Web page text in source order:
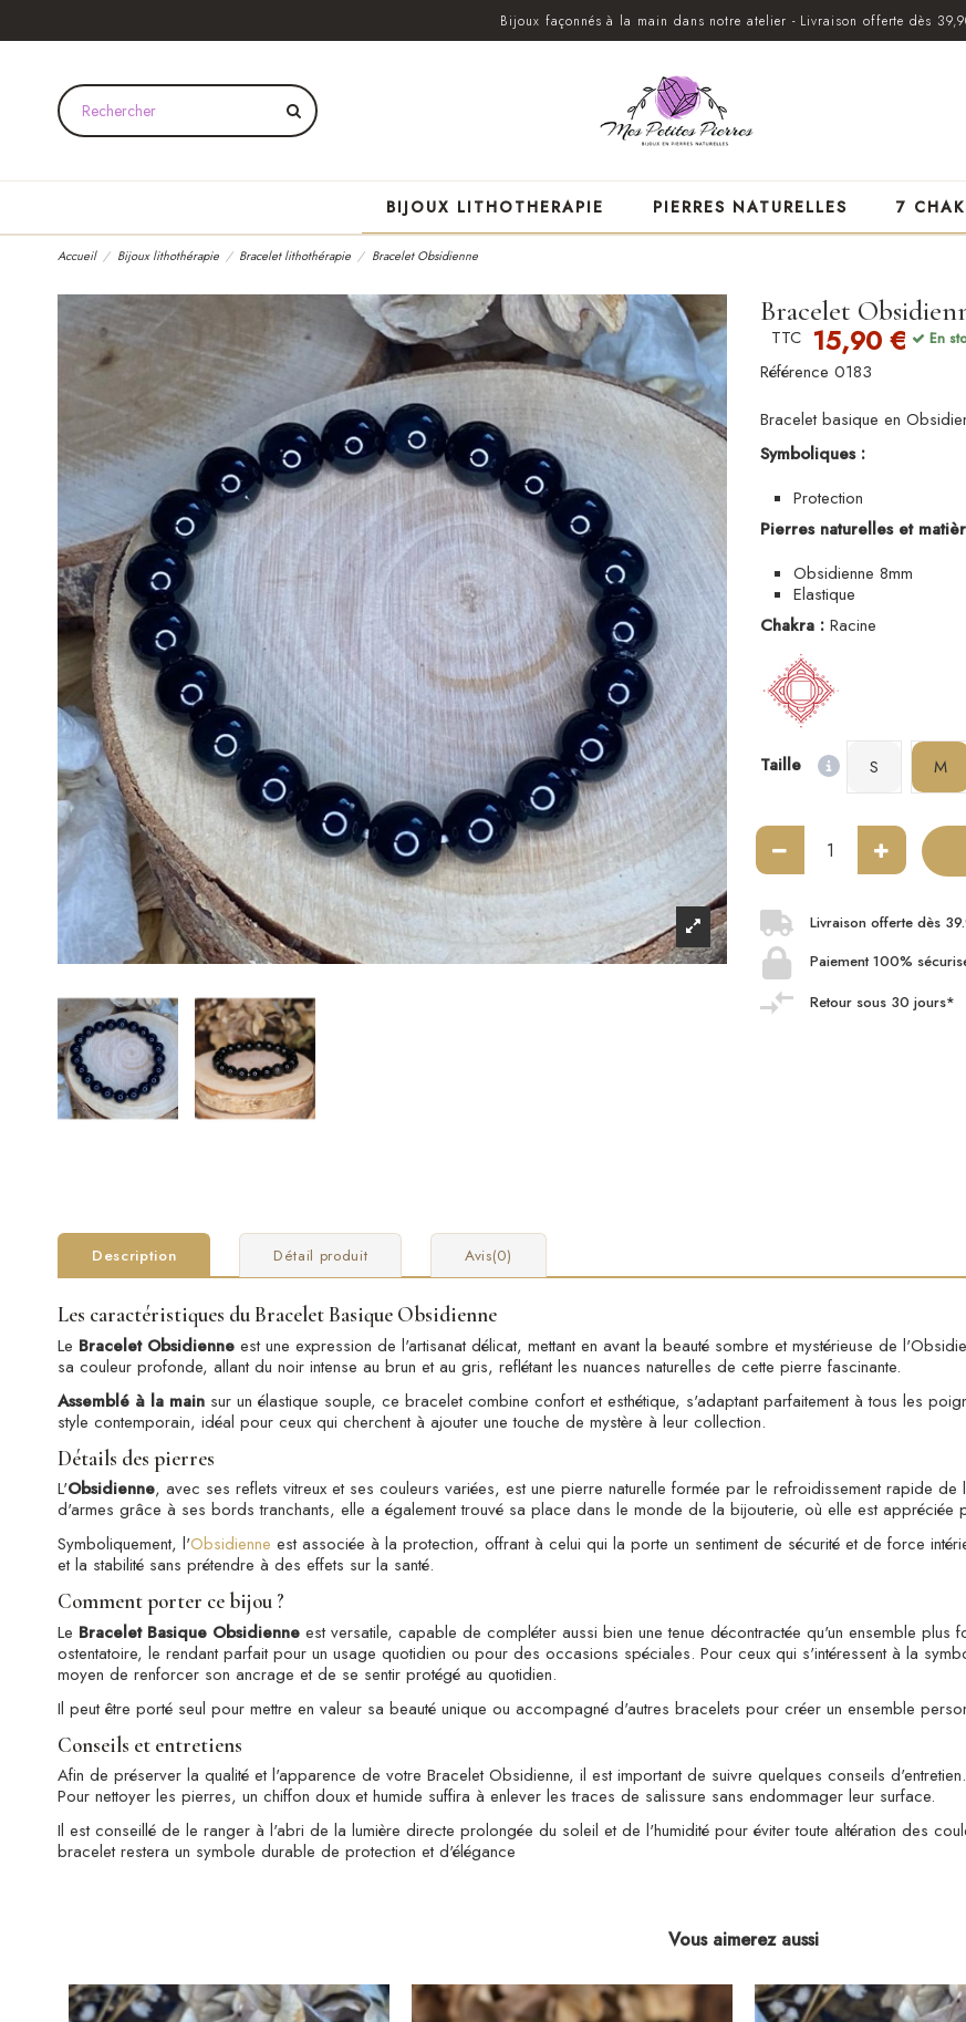
Bijoux façonnés à la main dans notre atelier - Livraison offerte dès
BIJOUX LITHOTHERAPIE PIERRES NATURELLES 7
Accueil Bijoux lithothérapie Bracelet lithothérapie Bracelet Obsidienne
Bracelet
15,90 €
TTC En
Référence 0183
Bracelet basique en
Symboliques :
Protection
Pierres naturelles et
Obsidienne 8mm
Elastique
Chakra : Racine
Taille S M
Livraison offerte dès
Paiement 100%
Retour sous 30 jours*
Description Détail produit Avis(0)
Les caractéristiques du Bracelet Basique Obsidienne
Le Bracelet Obsidienne est une expression de l'artisanat délicat, mettant en avant la beauté sombre et mystérieuse de
sa couleur profonde, allant du noir intense au brun et au gris, reflétant les nuances naturelles de cette pierre fascinante.
Assemblé à la main sur un élastique souple, ce bracelet combine confort et esthétique, s'adaptant parfaitement à tous les
style contemporain, idéal pour ceux qui cherchent à ajouter une touche de mystère à leur collection.
Détails des pierres
L'Obsidienne, avec ses reflets vitreux et ses couleurs variées, est une pierre naturelle formée par le refroidissement rapide
d'armes grâce à ses bords tranchants, elle a également trouvé sa place dans le monde de la bijouterie, où elle est appréciée
Symboliquement, l'Obsidienne est associée à la protection, offrant à celui qui la porte un sentiment de sécurité et de force
et la stabilité sans prétendre à des effets sur la santé.
Comment porter ce bijou ?
Le Bracelet Basique Obsidienne est versatile, capable de compléter aussi bien une tenue décontractée qu'un ensemble plus
ostentatoire, le rendant parfait pour un usage quotidien ou pour des occasions spéciales. Pour ceux qui s'intéressent à la
moyen de renforcer son ancrage et de se sentir protégé au quotidien.
Il peut être porté seul pour mettre en valeur sa beauté unique ou accompagné d'autres bracelets pour créer un ensemble
Conseils et entretiens
Afin de préserver la qualité et l'apparence de votre Bracelet Obsidienne, il est important de suivre quelques conseils
Pour nettoyer les pierres, un chiffon doux et humide suffira à enlever les traces de salissure sans endommager leur surface.
Il est conseillé de le ranger à l'abri de la lumière directe prolongée du soleil et de l'humidité pour éviter toute altération des
bracelet restera un symbole durable de protection et d'élégance
Vous aimerez aussi